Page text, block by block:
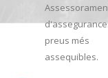
preus més
assequibles.